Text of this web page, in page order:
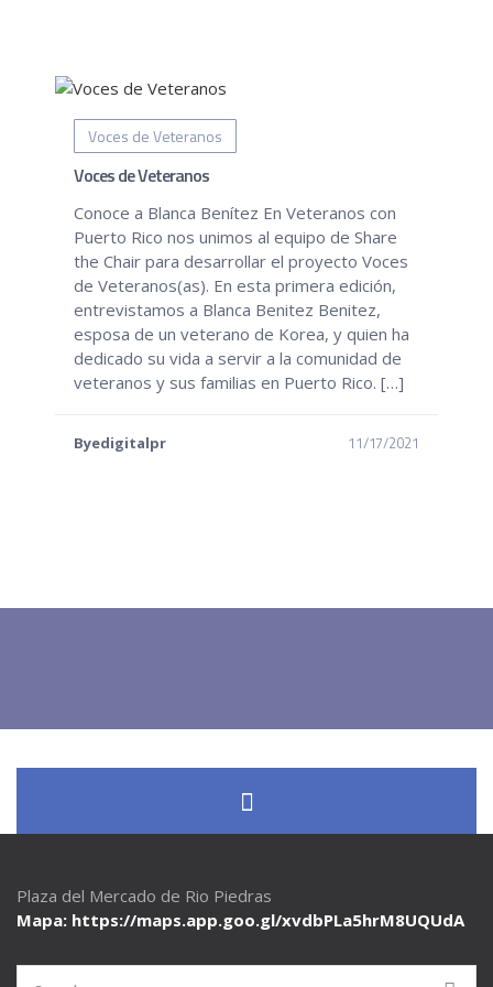
Voces de Veteranos
Voces de Veteranos
Conoce a Blanca Benítez En Veteranos con
Puerto Rico nos unimos al equipo de Share
the Chair para desarrollar el proyecto Voces
de Veteranos(as). En esta primera edición,
entrevistamos a Blanca Benitez Benitez,
esposa de un veterano de Korea, y quien ha
dedicado su vida a servir a la comunidad de
veteranos y sus familias en Puerto Rico. […]
Byedigitalpr 11/17/2021
Plaza del Mercado de Rio Piedras
Mapa: https://maps.app.goo.gl/xvdbPLa5hrM8UQUdA